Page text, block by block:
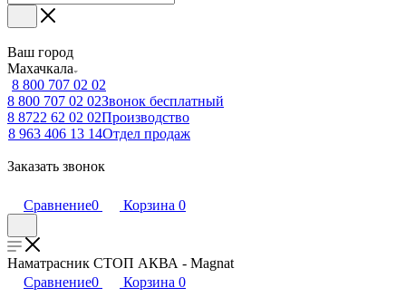
Ваш город
Махачкала
8 800 707 02 02
8 800 707 02 02Звонок бесплатный
8 8722 62 02 02Производство
8 963 406 13 14Отдел продаж
Заказать звонок
Сравнение0 Корзина 0
Наматрасник СТОП АКВА - Magnat
Сравнение0 Корзина 0